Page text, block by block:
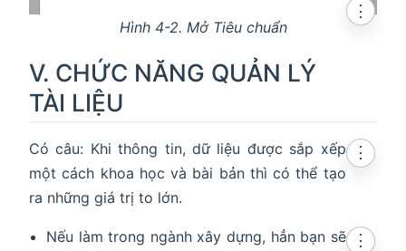
Hình 4-2. Mở Tiêu chuẩn
V. CHỨC NĂNG QUẢN LÝ
TÀI LIỆU
⋮
Có câu: Khi thông tin, dữ liệu được sắp xếp
một cách khoa học và bài bản thì có thể tạo
ra những giá trị to lớn.
⋮
Nếu làm trong ngành xây dựng, hẳn bạn sẽ
⋮